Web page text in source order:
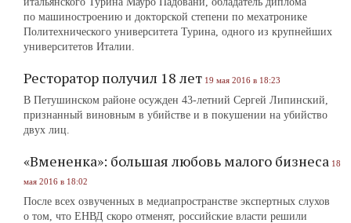
по машиностроению и докторской степени по мехатронике
Политехнического университета Турина, одного из крупнейших
университетов Италии.
Ресторатор получил 18 лет 19 мая 2016 в 18:23
В Петушинском районе осужден 43-летний Сергей Липинский,
признанный виновным в убийстве и в покушении на убийство
двух лиц.
«Вмененка»: большая любовь малого бизнеса 18
мая 2016 в 18:02
После всех озвученных в медиапространстве экспертных слухов
о том, что ЕНВД скоро отменят, российские власти решили